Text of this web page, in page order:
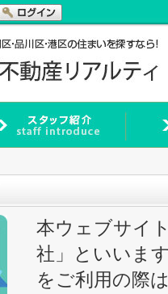
本ウェブサイ
社」といいま
をご利用の際